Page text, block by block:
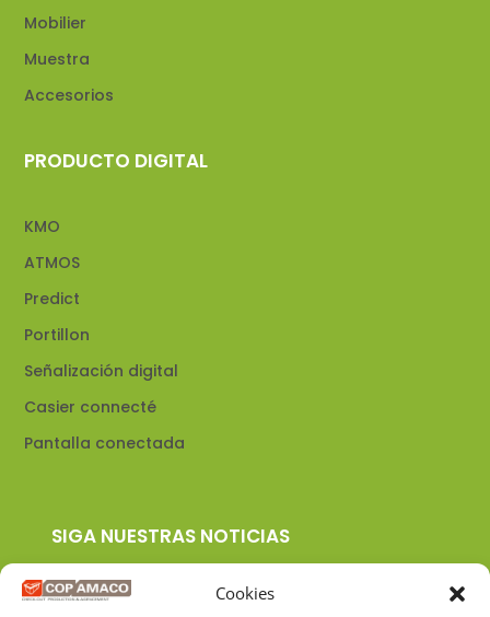
Cookies
Mobilier
Muestra
Accesorios
PRODUCTO DIGITAL
KMO
ATMOS
Predict
Portillon
Señalización digital
Casier connecté
Pantalla conectada
SIGA NUESTRAS NOTICIAS